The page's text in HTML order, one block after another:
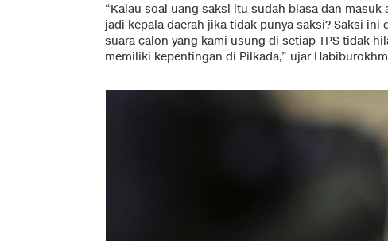
“Kalau soal uang saksi itu sudah biasa dan masuk
jadi kepala daerah jika tidak punya saksi? Saksi
suara calon yang kami usung di setiap TPS tidak
memiliki kepentingan di Pilkada,” ujar